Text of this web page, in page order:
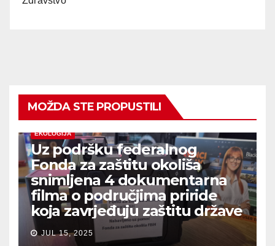
MOŽDA STE PROPUSTILI
EKOLOGIJA
Uz podršku federalnog
Fonda za zaštitu okoliša
snimljena 4 dokumentarna
filma o područjima priride
koja zavrjeđuju zaštitu države
JUL 15, 2025